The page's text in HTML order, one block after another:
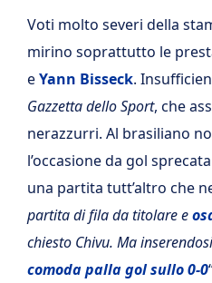
Voti molto severi della
mirino soprattutto le
eYann Bisseck.
Gazzetta dello Sport, che
nerazzurri. Al brasiliano
l’occasione da gol
una partita tutt’altro che
partita di fila da titolare e
chiesto Chivu. Ma
comoda palla gol sullo 0-0